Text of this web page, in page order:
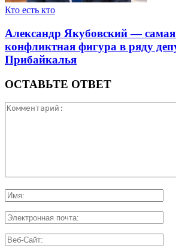
Кто есть кто
Александр Якубовский —
конфликтная фигура в ряду
Прибайкалья
ОСТАВЬТЕ ОТВЕТ